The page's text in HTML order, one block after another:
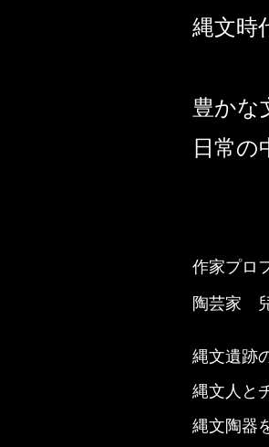
縄文時
豊かな
日常の
作家プロ
陶芸家
縄文遺跡
縄文人と
縄文陶器